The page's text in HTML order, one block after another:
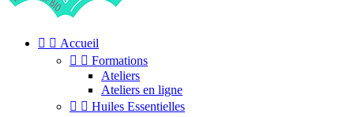
  Accueil
  Formations
Ateliers
Ateliers en ligne
  Huiles Essentielles